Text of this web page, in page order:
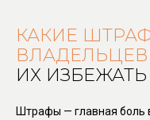
КАКИЕ
ВЛАДЕЛЬЦЕВ
ИХ ИЗБЕЖАТЬ
Штрафы — главная боль